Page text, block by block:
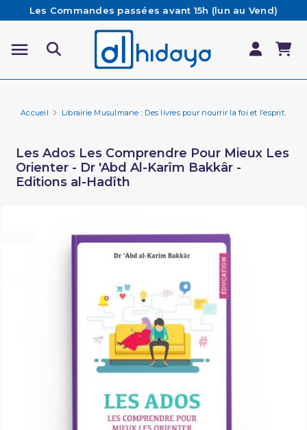
Les Commandes passées avant 15h (lun au Vend)
sont préparées et expédiées le jour même
Besoin d'aide ? Retrouvez notre FAQ
Livraison offerte à partir de 65€ d'achat*
Accueil Librairie Musulmane : Des livres pour nourrir la foi et l’esprit.
Les Ados Les Comprendre Pour Mieux Les
Orienter - Dr 'Abd Al-Karîm Bakkâr -
Editions al-Hadîth